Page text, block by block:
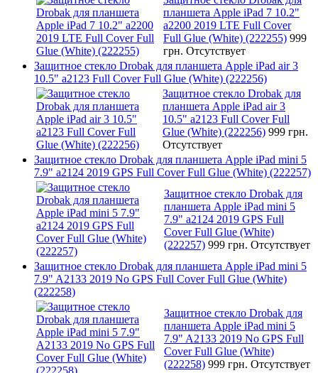
планшета Apple iPad 7 10.2"
a2200 2019 LTE Full Cover
Full Glue (White) (222255) 999
грн. Отсутствует
Защитное стекло Drobak для планшета Apple iPad air 3
10.5" a2123 Full Cover Full Glue (White) (222256)
Защитное стекло Drobak для
планшета Apple iPad air 3
10.5" a2123 Full Cover Full
Glue (White) (222256) 999 грн.
Отсутствует
Защитное стекло Drobak для планшета Apple iPad mini 5
7.9" a2124 2019 GPS Full Cover Full Glue (White) (222257)
Защитное стекло Drobak для
планшета Apple iPad mini 5
7.9" a2124 2019 GPS Full
Cover Full Glue (White)
(222257) 999 грн. Отсутствует
Защитное стекло Drobak для планшета Apple iPad mini 5
7.9" A2133 2019 No GPS Full Cover Full Glue (White)
(222258)
Защитное стекло Drobak для
планшета Apple iPad mini 5
7.9" A2133 2019 No GPS Full
Cover Full Glue (White)
(222258) 999 грн. Отсутствует